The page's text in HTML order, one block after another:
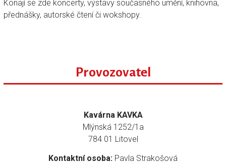
Konají se zde koncerty, výstavy současného umění, knihovna,
přednášky, autorské čtení či wokshopy.
Provozovatel
Kavárna KAVKA
Mlýnská 1252/1a
784 01 Litovel
Kontaktní osoba: Pavla Strakošová